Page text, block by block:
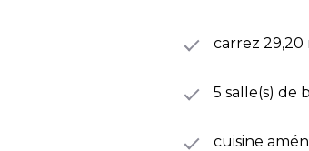
carrez 29,20
5 salle(s) de
cuisine